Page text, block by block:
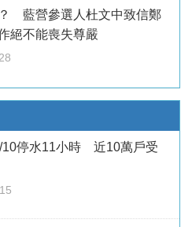
藍營參選人杜文中致信鄭
絕不能喪失尊嚴
10停水11小時 近10萬戶受